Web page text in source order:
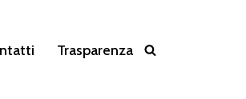
Trasparenza